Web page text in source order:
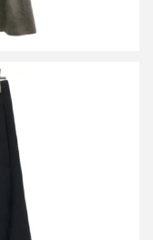
カート 2 2M02/3103